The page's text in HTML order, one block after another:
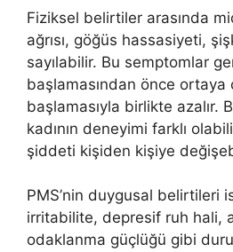
Fiziksel belirtiler arasında
ağrısı, göğüs hassasiyeti,
sayılabilir. Bu semptomlar
başlamasından önce ortaya
başlamasıyla birlikte azalır.
kadının deneyimi farklı
şiddeti kişiden kişiye
PMS’nin duygusal belirtileri
irritabilite, depresif ruh hali,
odaklanma güçlüğü gibi